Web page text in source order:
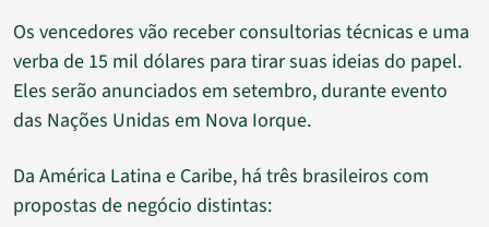
Os vencedores vão receber consultorias técnicas e uma
verba de 15 mil dólares para tirar suas ideias do papel.
Eles serão anunciados em setembro, durante evento
das Nações Unidas em Nova Iorque.
Da América Latina e Caribe, há três brasileiros com
propostas de negócio distintas: